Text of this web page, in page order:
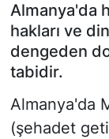
Almanya'da
hakları ve
dengeden
tabidir.
Almanya'da
(şehadet